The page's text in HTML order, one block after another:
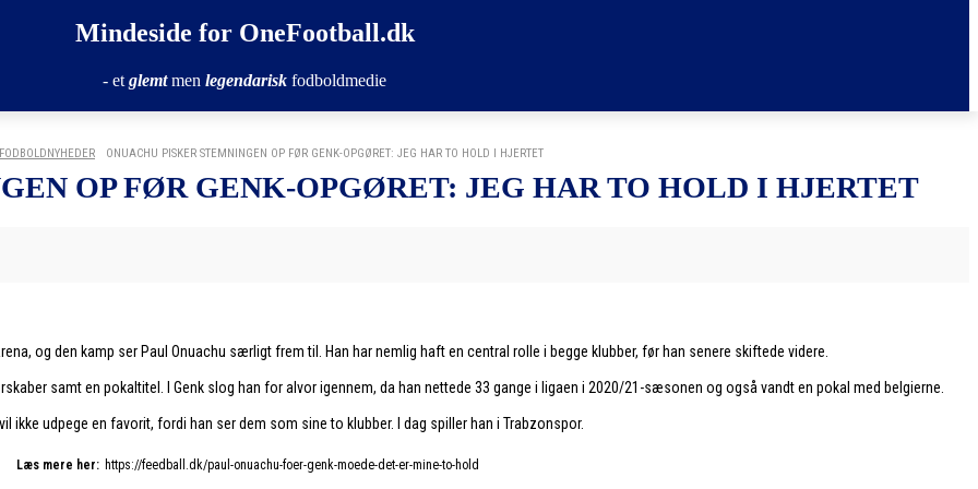
Mindeside for OneFootball.dk
- et glemtmen legendarisk fodboldmedie
FODBOLDNYHEDER ONUACHU PISKER STEMNINGEN OP FØR GENK-OPGØRET: JEG HAR TO HOLD I HJERTET
OP FØR GENK-OPGØRET: JEG HAR TO HOLD I HJERTET
og den kamp ser Paul Onuachu særligt frem til. Han har nemlig haft en central rolle i begge klubber, før han senere skiftede videre.
samt en pokaltitel. I Genk slog han for alvor igennem, da han nettede 33 gange i ligaen i 2020/21-sæsonen og også vandt en pokal med belgierne.
ikke udpege en favorit, fordi han ser dem som sine to klubber. I dag spiller han i Trabzonspor.
Læs mere her: https://feedball.dk/paul-onuachu-foer-genk-moede-det-er-mine-to-hold